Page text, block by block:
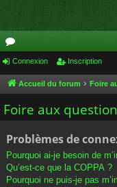
or
u
m
Connexion Inscription
Accueil du forum Foire
Foire aux
Problèmes de
Pourquoi ai-je besoin de
Qu’est-ce que la COPPA ?
Pourquoi ne puis-je pas